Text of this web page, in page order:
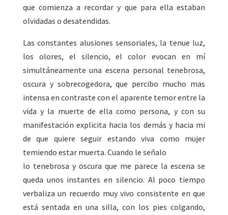
que comienza a recordar y que para ella estaban
olvidadas o desatendidas.
Las constantes alusiones sensoriales, la tenue luz,
los olores, el silencio, el color evocan en mí
simultáneamente una escena personal tenebrosa,
oscura y sobrecogedora, que percibo mucho mas
intensa en contraste con el aparente temor entre la
vida y la muerte de ella como persona, y con su
manifestación explicita hacia los demás y hacia mi
de que quiere seguir estando viva como mujer
temiendo estar muerta. Cuando le señalo
lo tenebrosa y oscura que me parece la escena se
queda unos instantes en silencio. Al poco tiempo
verbaliza un recuerdo muy vivo consistente en que
está sentada en una silla, con los pies colgando,